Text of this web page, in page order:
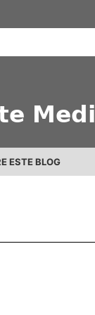
ESTE BLOG